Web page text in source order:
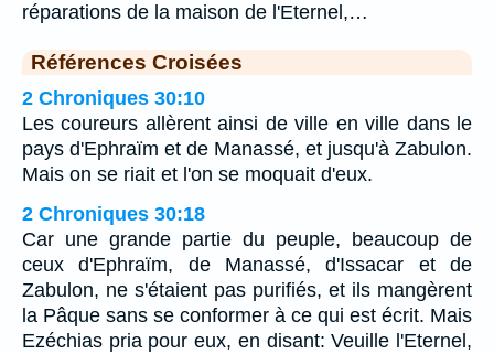
réparations de la maison de l'Eternel,…
Références Croisées
2 Chroniques 30:10
Les coureurs allèrent ainsi de ville en ville dans le
pays d'Ephraïm et de Manassé, et jusqu'à Zabulon.
Mais on se riait et l'on se moquait d'eux.
2 Chroniques 30:18
Car une grande partie du peuple, beaucoup de
ceux d'Ephraïm, de Manassé, d'Issacar et de
Zabulon, ne s'étaient pas purifiés, et ils mangèrent
la Pâque sans se conformer à ce qui est écrit. Mais
Ezéchias pria pour eux, en disant: Veuille l'Eternel,